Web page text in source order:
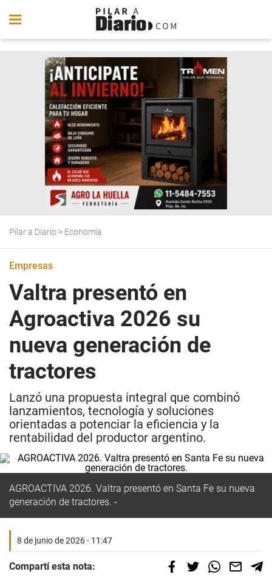
Pilar a Diario > Economía
Empresas
Valtra presentó en
Agroactiva 2026 su
nueva generación de
tractores
Lanzó una propuesta integral que combinó
lanzamientos, tecnología y soluciones
orientadas a potenciar la eficiencia y la
rentabilidad del productor argentino.
AGROACTIVA 2026. Valtra presentó en Santa Fe su nueva
generación de tractores.
8 de junio de 2026 - 11:47
Compartí esta nota: